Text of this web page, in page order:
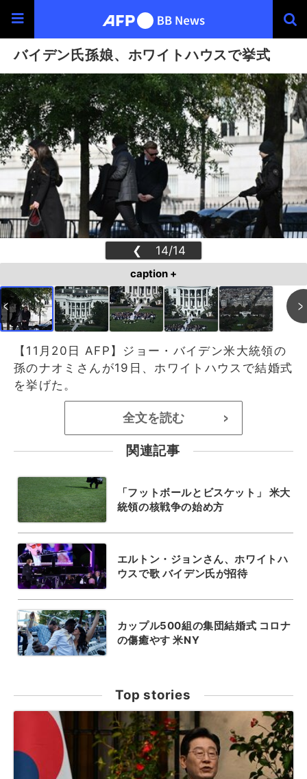
バイデン氏孫娘、ホワイトハウスで挙式
❮
14/14
❯
caption +
【11月20日 AFP】ジョー・バイデン米大統領の
孫のナオミさんが19日、ホワイトハウスで結婚式
を挙げた。
全文を読む >
関連記事
「フットボールとビスケット」 米大
統領の核戦争の始め方
エルトン・ジョンさん、ホワイトハ
ウスで歌 バイデン氏が招待
カップル500組の集団結婚式 コロナ
の傷癒やす 米NY
Top stories